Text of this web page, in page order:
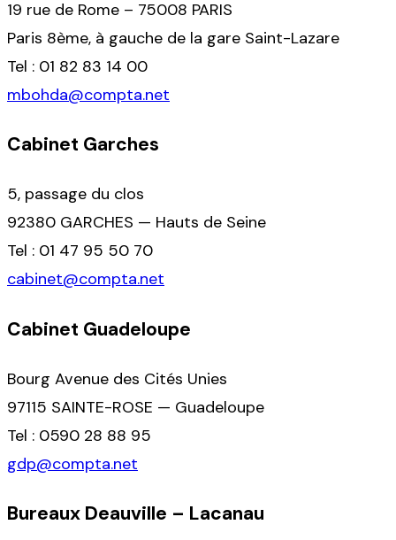
19 rue de Rome – 75008 PARIS
Paris 8ème, à gauche de la gare Saint-Lazare
Tel : 01 82 83 14 00
mbohda@compta.net
Cabinet Garches
5, passage du clos
92380 GARCHES — Hauts de Seine
Tel : 01 47 95 50 70
cabinet@compta.net
Cabinet Guadeloupe
Bourg Avenue des Cités Unies
97115 SAINTE-ROSE — Guadeloupe
Tel : 0590 28 88 95
gdp@compta.net
Bureaux Deauville – Lacanau